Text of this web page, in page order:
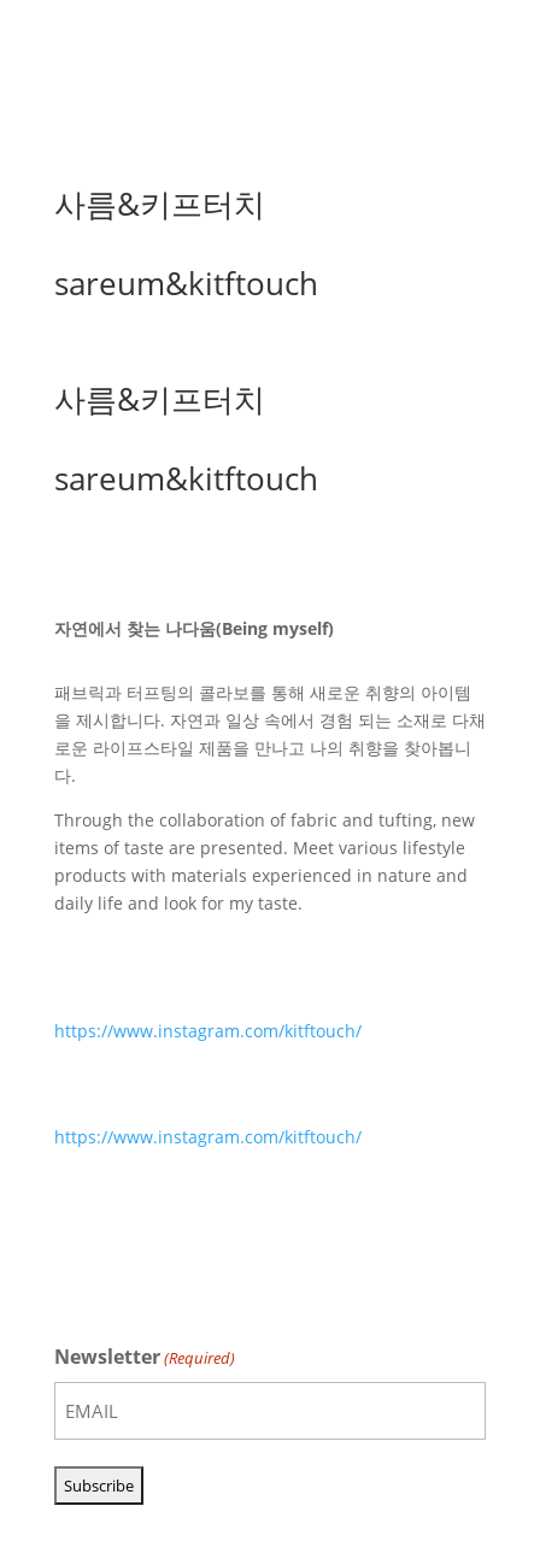
사름&키프터치
sareum&kitftouch
사름&키프터치
sareum&kitftouch
자연에서 찾는 나다움(Being myself)
패브릭과 터프팅의 콜라보를 통해 새로운 취향의 아이템
을 제시합니다. 자연과 일상 속에서 경험 되는 소재로 다채
로운 라이프스타일 제품을 만나고 나의 취향을 찾아봅니
다.
Through the collaboration of fabric and tufting, new
items of taste are presented. Meet various lifestyle
products with materials experienced in nature and
daily life and look for my taste.
https://www.instagram.com/kitftouch/
https://www.instagram.com/kitftouch/
Newsletter(Required)